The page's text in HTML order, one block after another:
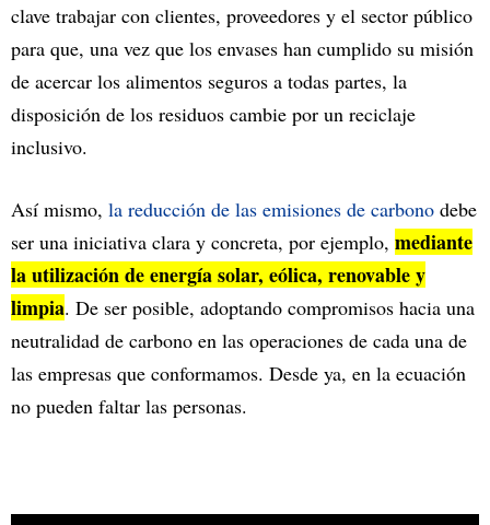
clave trabajar con clientes, proveedores y el sector público
para que, una vez que los envases han cumplido su misión
de acercar los alimentos seguros a todas partes, la
disposición de los residuos cambie por un reciclaje
inclusivo.
Así mismo, la reducción de las emisiones de carbono debe
ser una iniciativa clara y concreta, por ejemplo, mediante
la utilización de energía solar, eólica, renovable y
limpia. De ser posible, adoptando compromisos hacia una
neutralidad de carbono en las operaciones de cada una de
las empresas que conformamos. Desde ya, en la ecuación
no pueden faltar las personas.